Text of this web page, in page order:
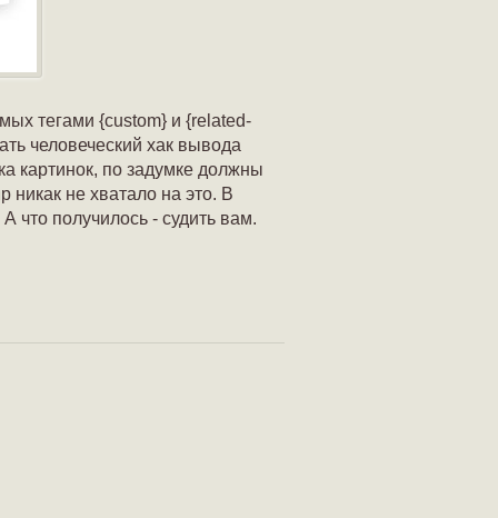
тегами {custоm} и {rеlated-
человеческий хак вывода
картинок, по задумке должны
никак не хватало на это. В
что получилось - судить вам.